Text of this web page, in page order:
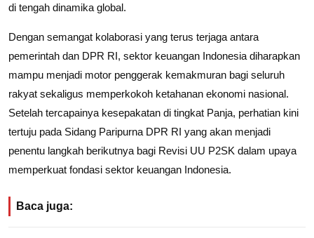
di tengah dinamika global.
Dengan semangat kolaborasi yang terus terjaga antara
pemerintah dan DPR RI, sektor keuangan Indonesia diharapkan
mampu menjadi motor penggerak kemakmuran bagi seluruh
rakyat sekaligus memperkokoh ketahanan ekonomi nasional.
Setelah tercapainya kesepakatan di tingkat Panja, perhatian kini
tertuju pada Sidang Paripurna DPR RI yang akan menjadi
penentu langkah berikutnya bagi Revisi UU P2SK dalam upaya
memperkuat fondasi sektor keuangan Indonesia.
Baca juga: